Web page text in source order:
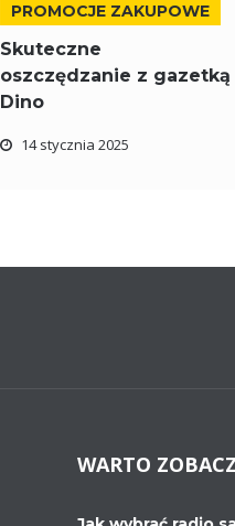
PROMOCJE ZAKUPOWE
Skuteczne
oszczędzanie z gazetką
Dino
14 stycznia 2025
WARTO